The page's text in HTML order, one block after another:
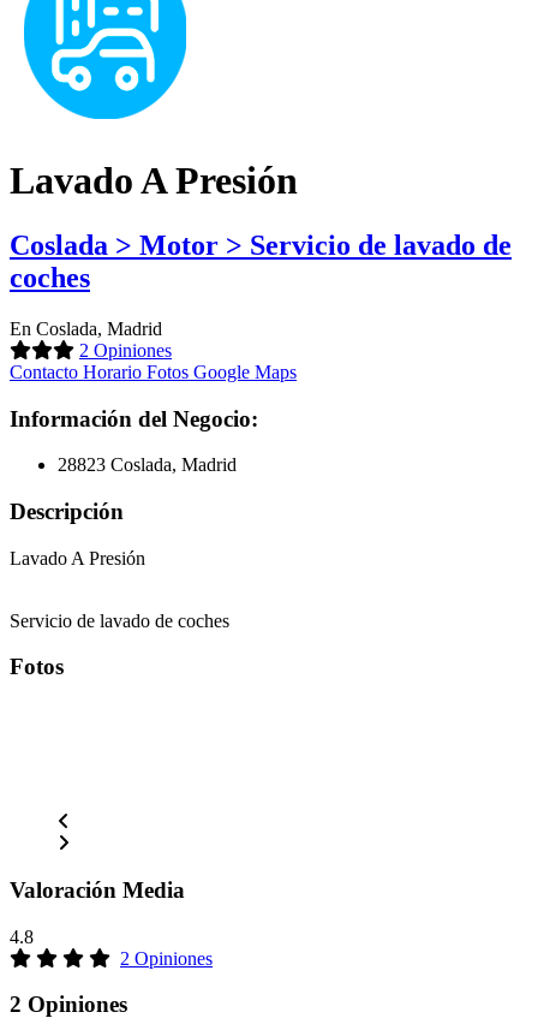
Lavado A Presión
Coslada > Motor > Servicio de lavado de
coches
En Coslada, Madrid
2 Opiniones
Contacto Horario Fotos Google Maps
Información del Negocio:
28823 Coslada, Madrid
Descripción
Lavado A Presión
Servicio de lavado de coches
Fotos
Valoración Media
4.8
2 Opiniones
2 Opiniones